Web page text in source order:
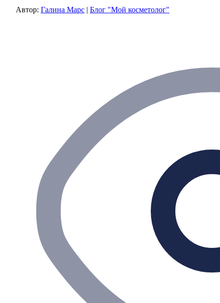
Автор: Галина Марс | Блог "Мой косметолог"